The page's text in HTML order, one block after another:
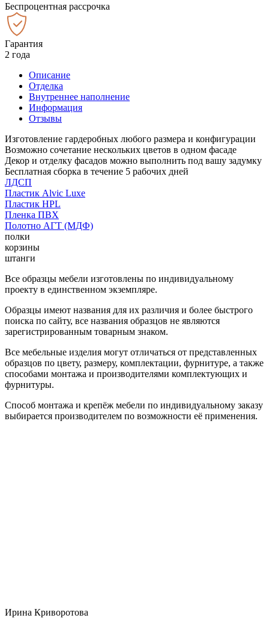
Беспроцентная рассрочка
Гарантия
2 года
Описание
Отделка
Внутреннее наполнение
Информация
Отзывы
Изготовление гардеробных любого размера и конфигурации
Возможно сочетание нескольких цветов в одном фасаде
Декор и отделку фасадов можно выполнить под вашу задумку
Бесплатная сборка в течение 5 рабочих дней
ЛДСП
Пластик Alvic Luxe
Пластик HPL
Пленка ПВХ
Полотно АГТ (МДФ)
полки
корзины
штанги
Все образцы мебели изготовлены по индивидуальному
проекту в единственном экземпляре.
Образцы имеют названия для их различия и более быстрого
поиска по сайту, все названия образцов не являются
зарегистрированным товарным знаком.
Все мебельные изделия могут отличаться от представленных
образцов по цвету, размеру, комплектации, фурнитуре, а также
способами монтажа и производителями комплектующих и
фурнитуры.
Способ монтажа и крепёж мебели по индивидуальному заказу
выбирается производителем по возможности её применения.
Ирина Криворотова